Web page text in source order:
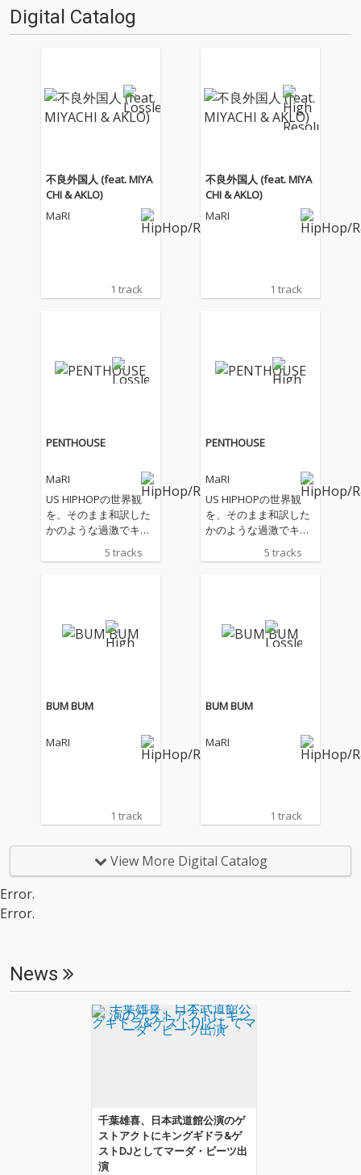
と関わっているライター陣の方
にも書いてもらいま…
Digital Catalog
不良外国人 (feat. MIYA
CHI & AKLO)
MaRI
1 track
不良外国人 (feat. MIYA
CHI & AKLO)
MaRI
1 track
PENTHOUSE
MaRI
US HIPHOPの世界観
を、そのまま和訳した
かのような過激でキャ
ッチーなリリックで、
ジャパニーズヒップホ
リスナー待望の1st EP
が発売！！ ABEMA放送
表された、”SUSUM
E”がMV再生回数100万
に新しい、MonyHorse
らを客演に招き入れ、
5 tracks
PENTHOUSE
MaRI
US HIPHOPの世界観
を、そのまま和訳した
かのような過激でキャ
ッチーなリリックで、
ジャパニーズヒップホ
リスナー待望の1st EP
が発売！！ ABEMA放送
表された、”SUSUM
E”がMV再生回数100万
に新しい、MonyHorse
らを客演に招き入れ、
5 tracks
BUM BUM
MaRI
1 track
BUM BUM
MaRI
1 track
View More Digital Catalog
Error.
Error.
News
千葉雄喜、日本武道館公演のゲ
ストアクトにキングギドラ&ゲ
ストDJとしてマーダ・ビーツ出
演